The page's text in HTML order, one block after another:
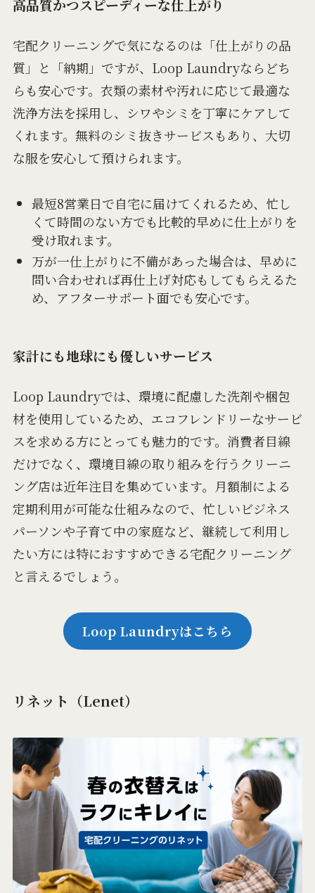
高品質かつスピーディーな仕上がり
宅配クリーニングで気になるのは「仕上がりの品
質」と「納期」ですが、Loop Laundryならどち
らも安心です。衣類の素材や汚れに応じて最適な
洗浄方法を採用し、シワやシミを丁寧にケアして
くれます。無料のシミ抜きサービスもあり、大切
な服を安心して預けられます。
最短8営業日で自宅に届けてくれるため、忙し
くて時間のない方でも比較的早めに仕上がりを
受け取れます。
万が一仕上がりに不備があった場合は、早めに
問い合わせれば再仕上げ対応もしてもらえるた
め、アフターサポート面でも安心です。
家計にも地球にも優しいサービス
Loop Laundryでは、環境に配慮した洗剤や梱包
材を使用しているため、エコフレンドリーなサービ
スを求める方にとっても魅力的です。消費者目線
だけでなく、環境目線の取り組みを行うクリーニ
ング店は近年注目を集めています。月額制による
定期利用が可能な仕組みなので、忙しいビジネス
パーソンや子育て中の家庭など、継続して利用し
たい方には特におすすめできる宅配クリーニング
と言えるでしょう。
Loop Laundryはこちら
リネット（Lenet）